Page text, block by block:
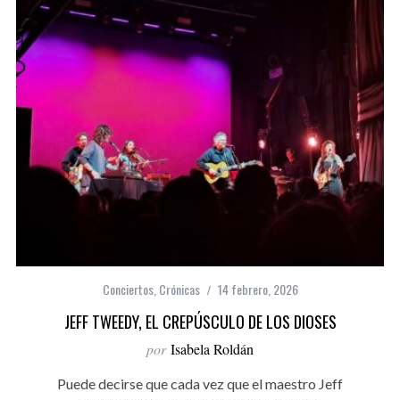
Conciertos, Crónicas 14 febrero, 2026
JEFF TWEEDY, EL CREPÚSCULO DE LOS DIOSES
por Isabela Roldán
Puede decirse que cada vez que el maestro Jeff